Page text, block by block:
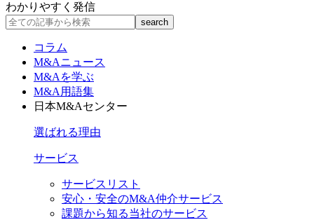
わかりやすく発信
コラム
M&Aニュース
M&Aを学ぶ
M&A用語集
日本M&Aセンター
選ばれる理由
サービス
サービスリスト
安心・安全のM&A仲介サービス
課題から知る当社のサービス